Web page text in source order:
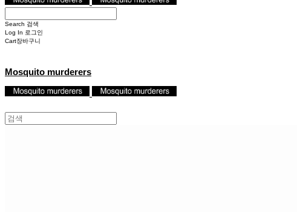
Search 검색
Log In 로그인
Cart장바구니
Mosquito murderers